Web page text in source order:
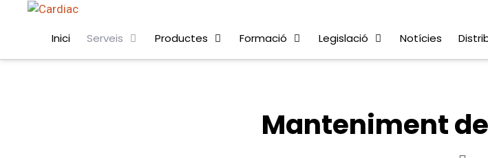
Inici Serveis Productes Formació Legislació Notícies
Manteniment